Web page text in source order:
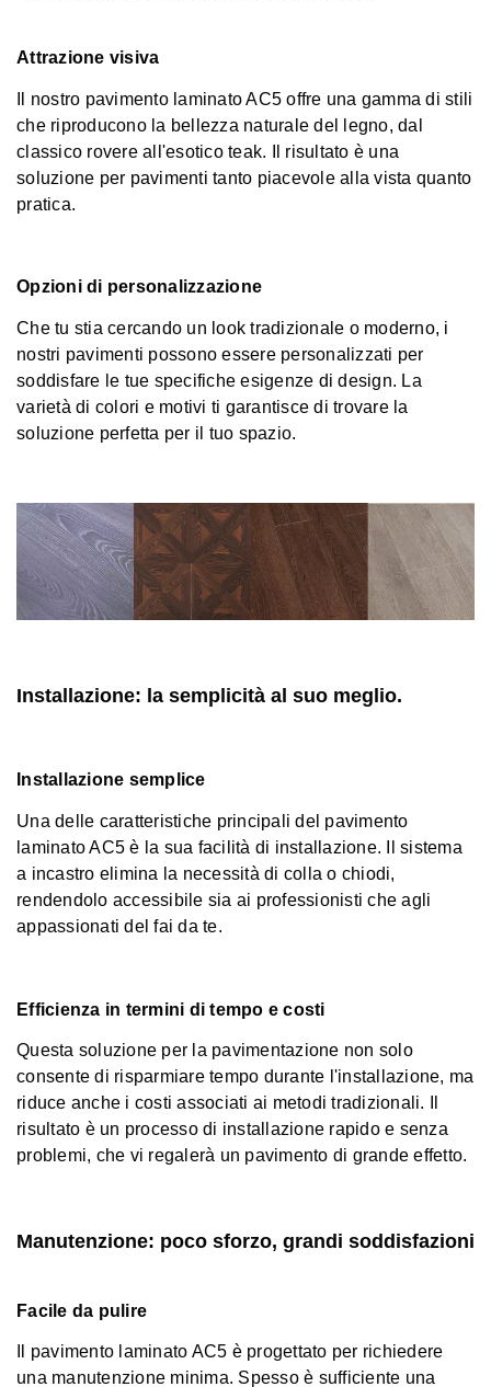
Attrazione visiva
Il nostro pavimento laminato AC5 offre una gamma di stili
che riproducono la bellezza naturale del legno, dal
classico rovere all'esotico teak. Il risultato è una
soluzione per pavimenti tanto piacevole alla vista quanto
pratica.
Opzioni di personalizzazione
Che tu stia cercando un look tradizionale o moderno, i
nostri pavimenti possono essere personalizzati per
soddisfare le tue specifiche esigenze di design. La
varietà di colori e motivi ti garantisce di trovare la
soluzione perfetta per il tuo spazio.
Installazione: la semplicità al suo meglio.
Installazione semplice
Una delle caratteristiche principali del pavimento
laminato AC5 è la sua facilità di installazione. Il sistema
a incastro elimina la necessità di colla o chiodi,
rendendolo accessibile sia ai professionisti che agli
appassionati del fai da te.
Efficienza in termini di tempo e costi
Questa soluzione per la pavimentazione non solo
consente di risparmiare tempo durante l'installazione, ma
riduce anche i costi associati ai metodi tradizionali. Il
risultato è un processo di installazione rapido e senza
problemi, che vi regalerà un pavimento di grande effetto.
Manutenzione: poco sforzo, grandi soddisfazioni
Facile da pulire
Il pavimento laminato AC5 è progettato per richiedere
una manutenzione minima. Spesso è sufficiente una